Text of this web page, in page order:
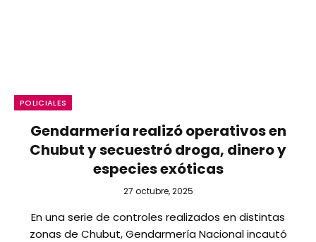
POLICIALES
Gendarmería realizó operativos en
Chubut y secuestró droga, dinero y
especies exóticas
27 octubre, 2025
En una serie de controles realizados en distintas
zonas de Chubut, Gendarmería Nacional incautó